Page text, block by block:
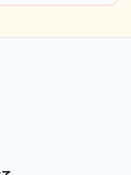
4327-bafa-
9ccc-4173-
界面，可以复制提示
） <img